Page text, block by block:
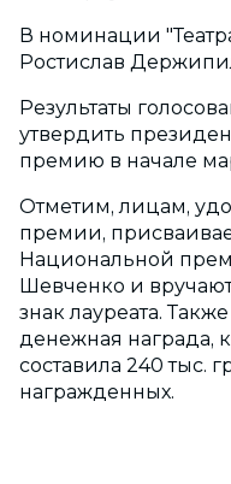
В номинации
Ростислав
Результаты
утвердить
премию в начале
Отметим, лицам,
премии,
Национальной
Шевченко и
знак лауреата.
денежная награда,
составила 240 тыс.
награжденных.